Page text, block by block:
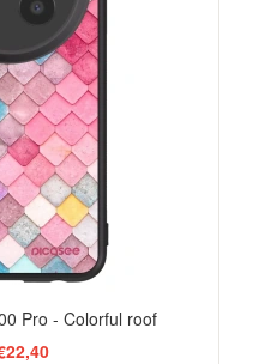
Pro - Colorful roof